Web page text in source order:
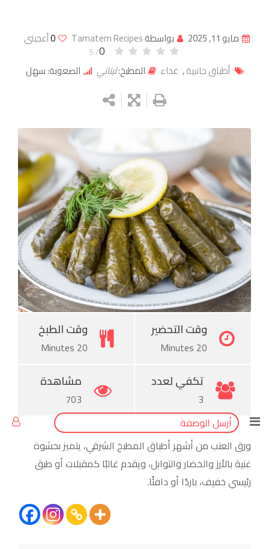
أرسل الوصفة
مايو 11, 2025 بواسطةTamatem Recipes
0أعجبنى
/ 5
أطباق جانبية, غداء المطبخ:لبناني الصعوبة: سهل
Google+
LinkedIn
Whatsapp
StumbleUpon
Tumblr
Pinterest
وقت التحضير
20 Minutes
وقت الطبخ
20 Minutes
تكفي لعدد مشاهدة
703
ورق العنب من أشهر أطباق المطبخ الشرقي، يتميز بحشوة
غنية بالأرز والخضار والتوابل، ويقدم غالبًا كمقبلات أو طبق
رئيسي خفيف، باردًا أو دافئًا.